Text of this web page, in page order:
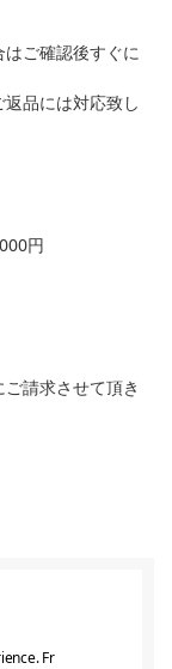
ご確認後すぐに
品には対応致し
円
請求させて頂き
Fr